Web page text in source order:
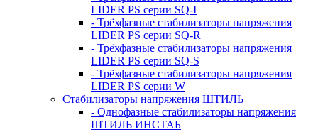
LIDER PS серии SQ-I
- Трёхфазные стабилизаторы напряжения
LIDER PS серии SQ-R
- Трёхфазные стабилизаторы напряжения
LIDER PS серии SQ-S
- Трёхфазные стабилизаторы напряжения
LIDER PS серии W
Стабилизаторы напряжения ШТИЛЬ
- Однофазные стабилизаторы напряжения
ШТИЛЬ ИНСТАБ